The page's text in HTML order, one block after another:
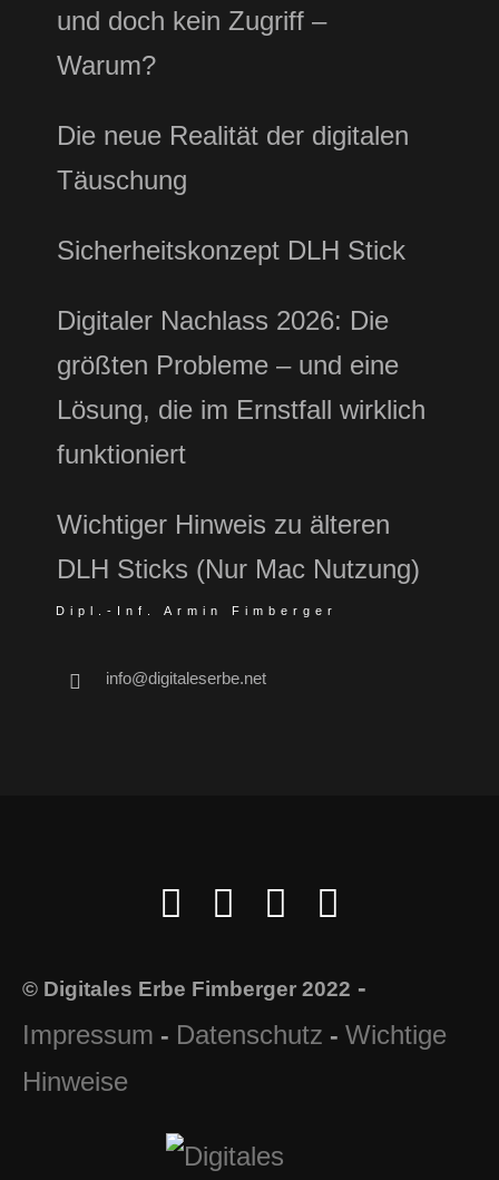
und doch kein Zugriff –
Warum?
Die neue Realität der digitalen
Täuschung
Sicherheitskonzept DLH Stick
Digitaler Nachlass 2026: Die
größten Probleme – und eine
Lösung, die im Ernstfall wirklich
funktioniert
Wichtiger Hinweis zu älteren
DLH Sticks (Nur Mac Nutzung)
Dipl.-Inf. Armin Fimberger
info@digitaleserbe.net
© Digitales Erbe Fimberger 2022 -
Impressum - Datenschutz - Wichtige
Hinweise